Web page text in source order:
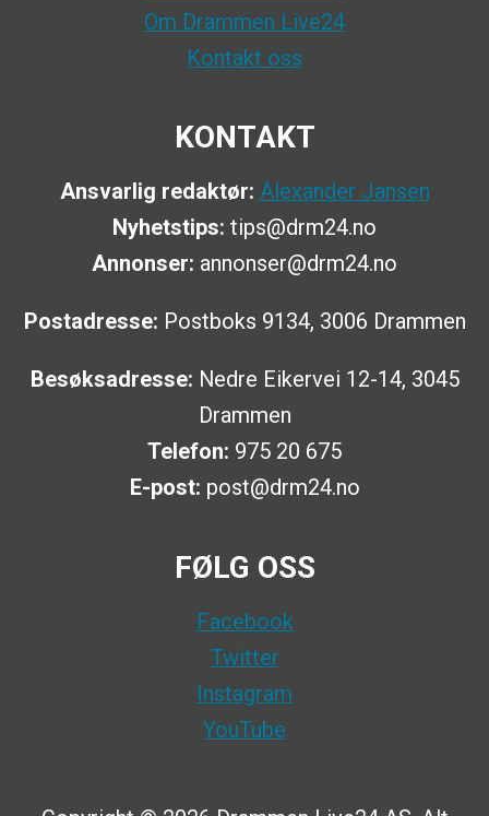
Om Drammen Live24
Kontakt oss
KONTAKT
Ansvarlig redaktør: Alexander Jansen
Nyhetstips: tips@drm24.no
Annonser: annonser@drm24.no
Postadresse: Postboks 9134, 3006 Drammen
Besøksadresse: Nedre Eikervei 12-14, 3045
Drammen
Telefon: 975 20 675
E-post: post@drm24.no
FØLG OSS
Facebook
Twitter
Instagram
YouTube